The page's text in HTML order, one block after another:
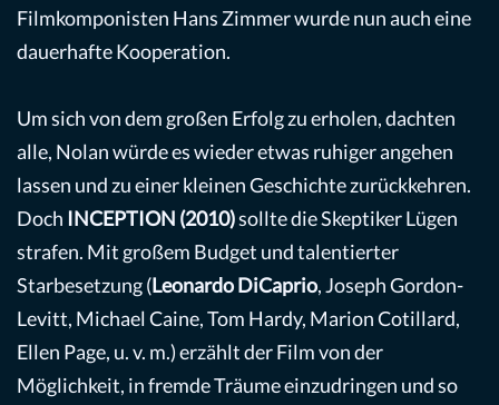
Filmkomponisten Hans Zimmer wurde nun auch eine
dauerhafte Kooperation.
Um sich von dem großen Erfolg zu erholen, dachten
alle, Nolan würde es wieder etwas ruhiger angehen
lassen und zu einer kleinen Geschichte zurückkehren.
Doch INCEPTION (2010)sollte die Skeptiker Lügen
strafen. Mit großem Budget und talentierter
Starbesetzung (Leonardo DiCaprio, Joseph Gordon-
Levitt, Michael Caine, Tom Hardy, Marion Cotillard,
Ellen Page, u. v. m.) erzählt der Film von der
Möglichkeit, in fremde Träume einzudringen und so